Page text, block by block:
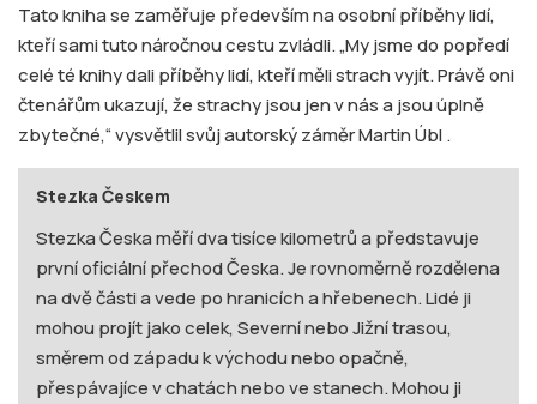
Tato kniha se zaměřuje především na osobní příběhy lidí,
kteří sami tuto náročnou cestu zvládli. „My jsme do popředí
celé té knihy dali příběhy lidí, kteří měli strach vyjít. Právě oni
čtenářům ukazují, že strachy jsou jen v nás a jsou úplně
zbytečné,“ vysvětlil svůj autorský záměr Martin Úbl.
Stezka Českem
Stezka Česka měří dva tisíce kilometrů a představuje
první oficiální přechod Česka. Je rovnoměrně rozdělena
na dvě části a vede po hranicích a hřebenech. Lidé ji
mohou projít jako celek, Severní nebo Jižní trasou,
směrem od západu k východu nebo opačně,
přespávajíce v chatách nebo ve stanech. Mohou ji